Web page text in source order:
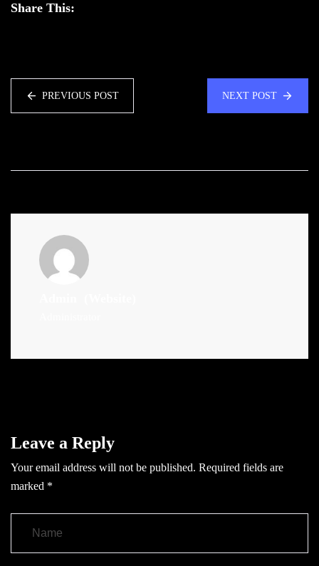
Share This:
PREVIOUS POST NEXT POST
Leave a Reply
Your email address will not be published. Required fields are
marked *